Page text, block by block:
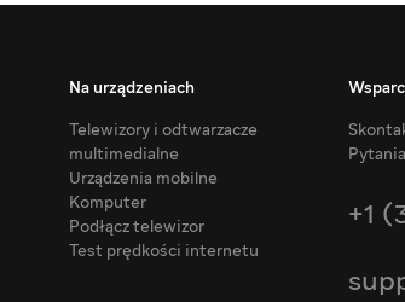
Na urządzeniach
Telewizory i odtwarzacze
multimedialne
Urządzenia mobilne
Komputer
Podłącz telewizor
Test prędkości internetu
+1